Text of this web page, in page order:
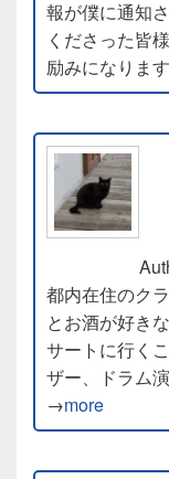
報が僕に通知
くださった皆
励みになりま
都内在住のク
とお酒が好き
サートに行く
ザー、ドラム
→more